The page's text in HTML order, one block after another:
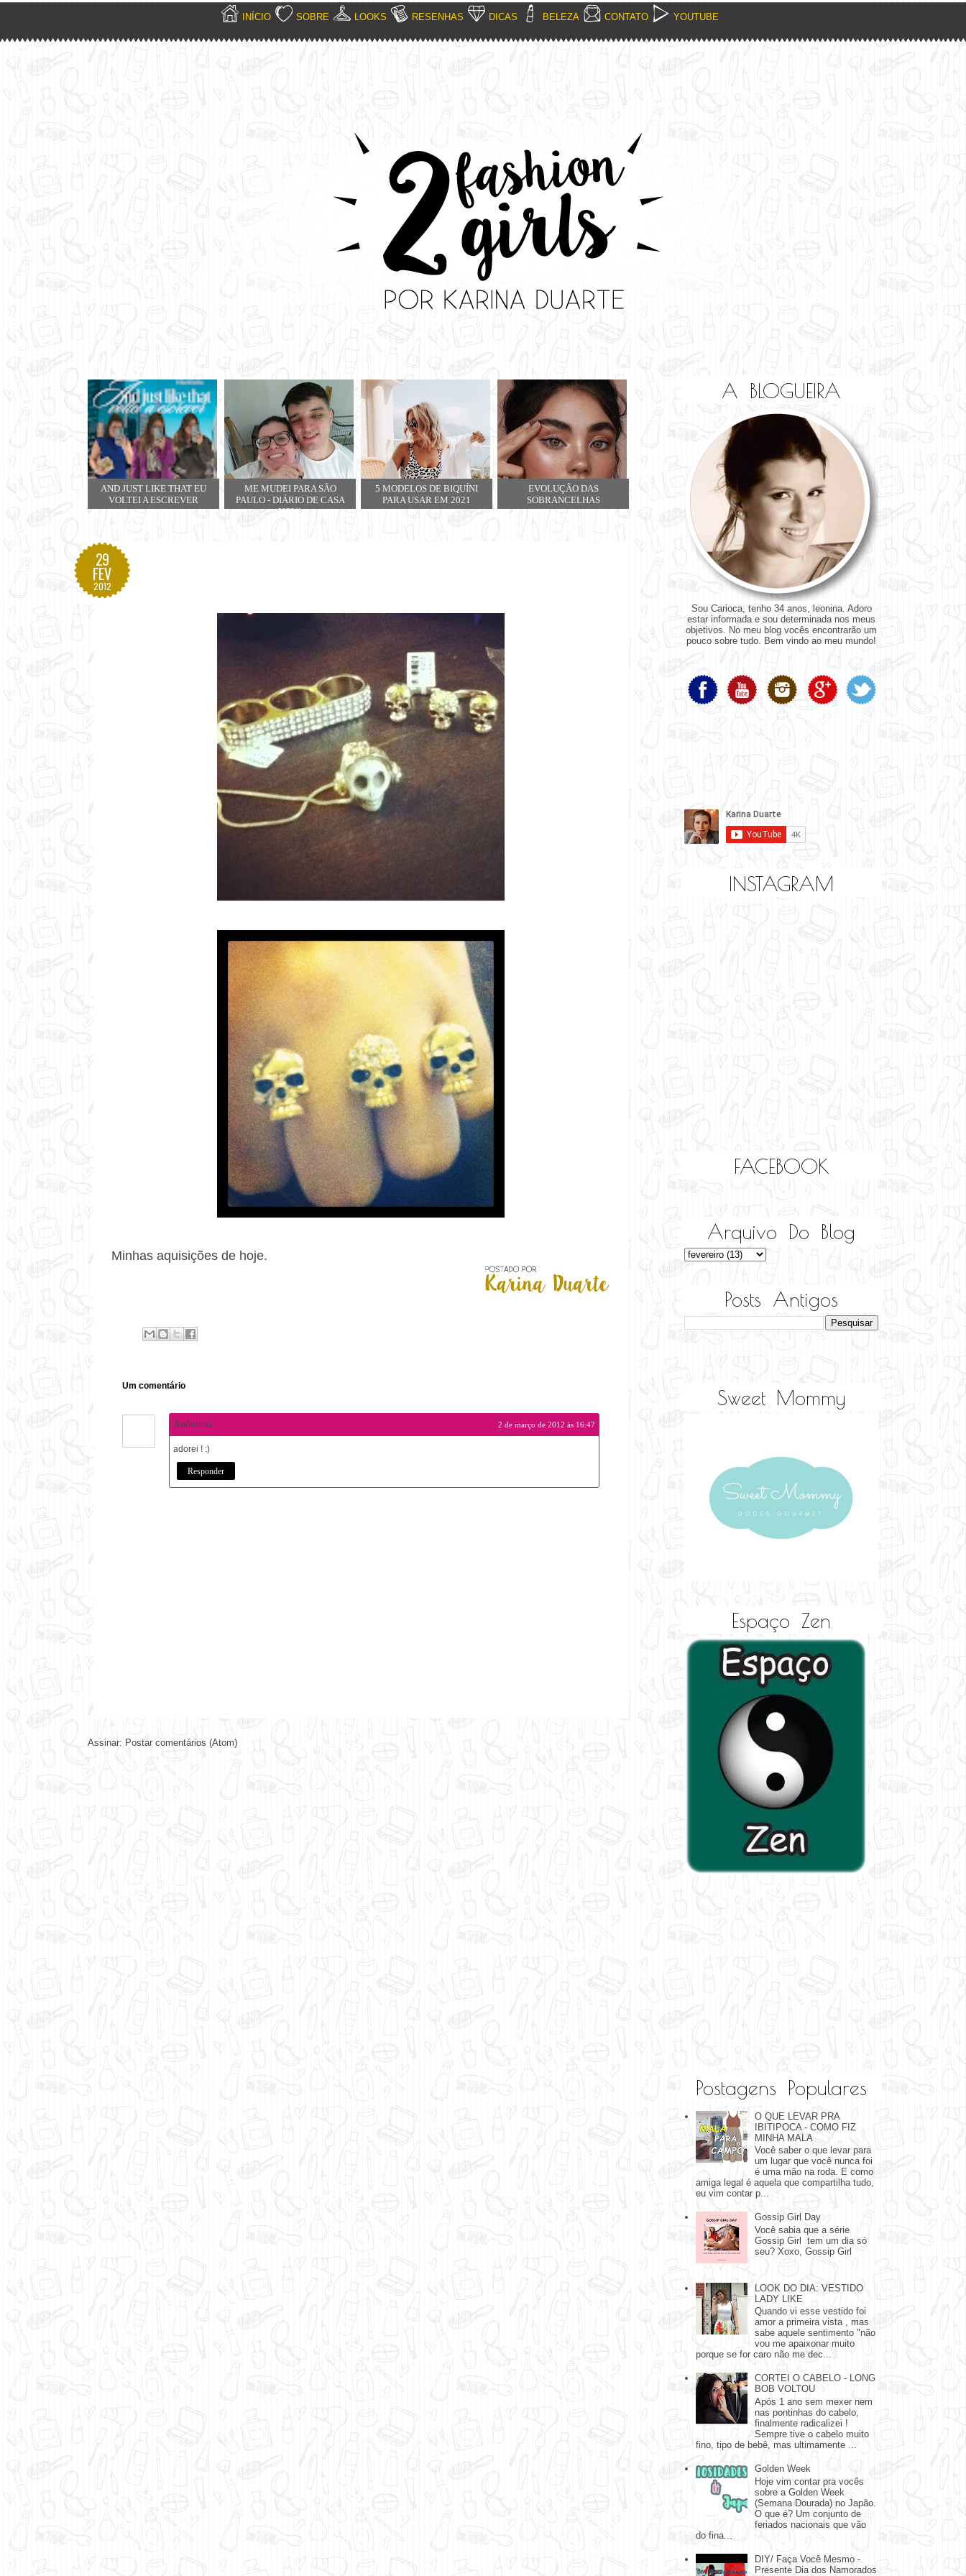
INÍCIO SOBRE LOOKS RESENHAS DICAS BELEZA CONTATO YOUTUBE
AND JUST LIKE THAT EU
VOLTEI A ESCREVER
ME MUDEI PARA SÃO
PAULO - DIÁRIO DE CASA
NOVA
5 MODELOS DE BIQUÍNI
PARA USAR EM 2021
EVOLUÇÃO DAS
SOBRANCELHAS
29
FEV
2012
Minhas aquisições de hoje.
Um comentário
Anônimo 2 de março de 2012 às 16:47
adorei ! :)
Responder
Assinar: Postar comentários (Atom)
A BLOGUEIRA
Sou Carioca, tenho 34 anos, leonina. Adoro
estar informada e sou determinada nos meus
objetivos. No meu blog vocês encontrarão um
pouco sobre tudo. Bem vindo ao meu mundo!
INSTAGRAM
FACEBOOK
Arquivo Do Blog
Posts Antigos
Sweet Mommy
Espaço Zen
Postagens Populares
O QUE LEVAR PRA
IBITIPOCA - COMO FIZ
MINHA MALA
Você saber o que levar para
um lugar que você nunca foi
é uma mão na roda. E como
amiga legal é aquela que compartilha tudo,
eu vim contar p...
Gossip Girl Day
Você sabia que a série
Gossip Girl tem um dia só
seu? Xoxo, Gossip Girl
LOOK DO DIA: VESTIDO
LADY LIKE
Quando vi esse vestido foi
amor a primeira vista , mas
sabe aquele sentimento "não
vou me apaixonar muito
porque se for caro não me dec...
CORTEI O CABELO - LONG
BOB VOLTOU
Após 1 ano sem mexer nem
nas pontinhas do cabelo,
finalmente radicalizei !
Sempre tive o cabelo muito
fino, tipo de bebê, mas ultimamente ...
Golden Week
Hoje vim contar pra vocês
sobre a Golden Week
(Semana Dourada) no Japão.
O que é? Um conjunto de
feriados nacionais que vão
do fina...
DIY/ Faça Você Mesmo -
Presente Dia dos Namorados